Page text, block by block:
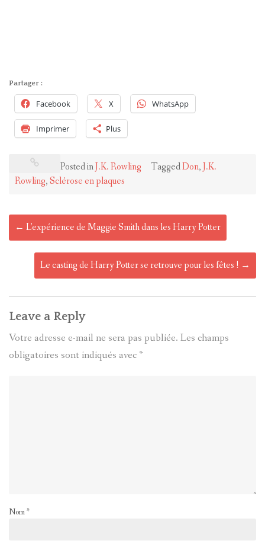
Partager :
Facebook X WhatsApp
Imprimer Plus
Posted inJ.K. Rowling TaggedDon,J.K.
Rowling,Sclérose en plaques
Post
navigation
← L’expérience de Maggie Smith dans les Harry Potter
Le casting de Harry Potter se retrouve pour les fêtes ! →
Leave a Reply
Votre adresse e-mail ne sera pas publiée. Les champs
obligatoires sont indiqués avec*
Nom*